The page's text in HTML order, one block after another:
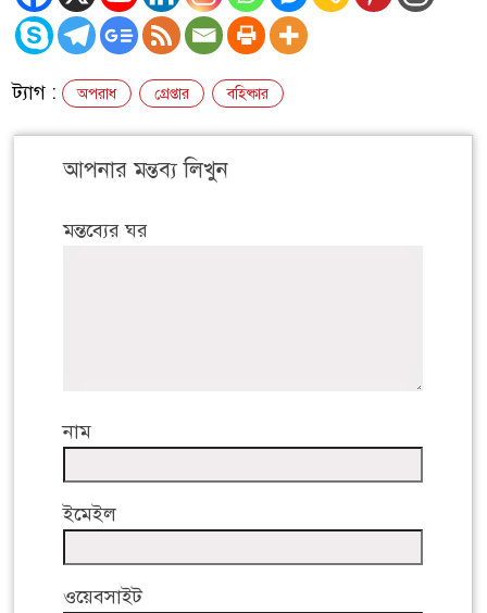
ট্যাগ : অপরাধ গ্রেপ্তার বহিষ্কার
আপনার মন্তব্য লিখুন
মন্তব্যের ঘর
নাম
ইমেইল
ওয়েবসাইট